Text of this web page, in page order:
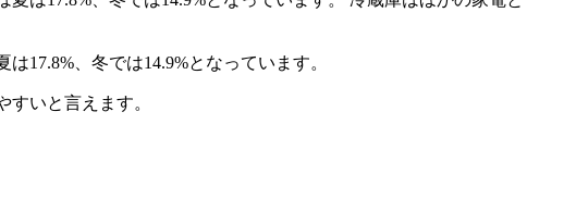
17.8%、冬では14.9%となっています。
いと言えます。